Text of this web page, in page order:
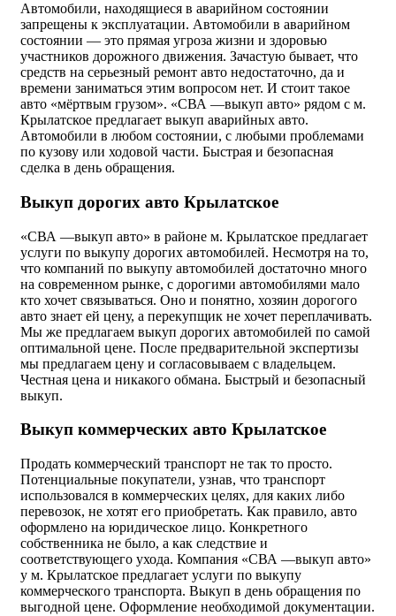
Автомобили, находящиеся в аварийном состоянии
запрещены к эксплуатации. Автомобили в аварийном
состоянии — это прямая угроза жизни и здоровью
участников дорожного движения. Зачастую бывает, что
средств на серьезный ремонт авто недостаточно, да и
времени заниматься этим вопросом нет. И стоит такое
авто «мёртвым грузом». «СВА —выкуп авто» рядом с м.
Крылатское предлагает выкуп аварийных авто.
Автомобили в любом состоянии, с любыми проблемами
по кузову или ходовой части. Быстрая и безопасная
сделка в день обращения.
Выкуп дорогих авто Крылатское
«СВА —выкуп авто» в районе м. Крылатское предлагает
услуги по выкупу дорогих автомобилей. Несмотря на то,
что компаний по выкупу автомобилей достаточно много
на современном рынке, с дорогими автомобилями мало
кто хочет связываться. Оно и понятно, хозяин дорогого
авто знает ей цену, а перекупщик не хочет переплачивать.
Мы же предлагаем выкуп дорогих автомобилей по самой
оптимальной цене. После предварительной экспертизы
мы предлагаем цену и согласовываем с владельцем.
Честная цена и никакого обмана. Быстрый и безопасный
выкуп.
Выкуп коммерческих авто Крылатское
Продать коммерческий транспорт не так то просто.
Потенциальные покупатели, узнав, что транспорт
использовался в коммерческих целях, для каких либо
перевозок, не хотят его приобретать. Как правило, авто
оформлено на юридическое лицо. Конкретного
собственника не было, а как следствие и
соответствующего ухода. Компания «СВА —выкуп авто»
у м. Крылатское предлагает услуги по выкупу
коммерческого транспорта. Выкуп в день обращения по
выгодной цене. Оформление необходимой документации.